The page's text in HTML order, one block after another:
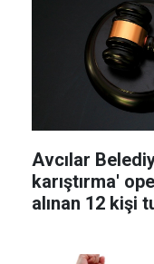
Avcılar
karıştırma'
alınan 12 kişi